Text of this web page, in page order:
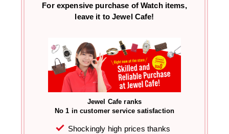
For expensive purchase of Watch items,
leave it to Jewel Cafe!
Jewel Cafe ranks
No 1 in customer service satisfaction
Shockingly high prices thanks